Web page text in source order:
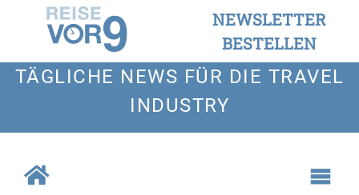
NEWSLETTER
BESTELLEN
TÄGLICHE NEWS FÜR DIE TRAVEL
INDUSTRY